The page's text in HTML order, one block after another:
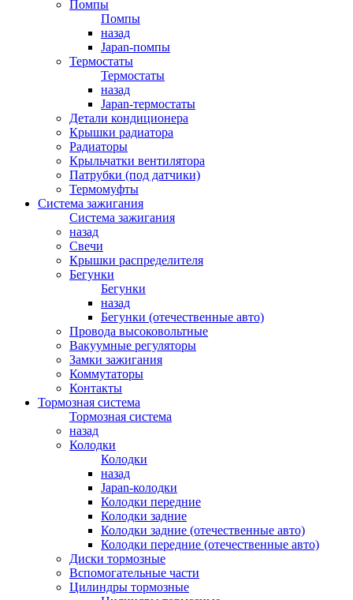
Помпы
Помпы
назад
Japan-помпы
Термостаты
Термостаты
назад
Japan-термостаты
Детали кондиционера
Крышки радиатора
Радиаторы
Крыльчатки вентилятора
Патрубки (под датчики)
Термомуфты
Система зажигания
Система зажигания
назад
Свечи
Крышки распределителя
Бегунки
Бегунки
назад
Бегунки (отечественные авто)
Провода высоковольтные
Вакуумные регуляторы
Замки зажигания
Коммутаторы
Контакты
Тормозная система
Тормозная система
назад
Колодки
Колодки
назад
Japan-колодки
Колодки передние
Колодки задние
Колодки задние (отечественные авто)
Колодки передние (отечественные авто)
Диски тормозные
Вспомогательные части
Цилиндры тормозные